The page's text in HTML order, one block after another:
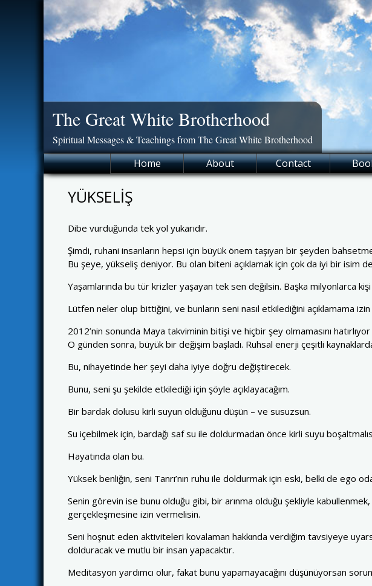
The Great White Brotherhood
Spiritual Messages & Teachings from The Great White Brotherhood
Home About Contact
YÜKSELİŞ
Dibe vurduğunda tek yol yukarıdır.
Şimdi, ruhani insanların hepsi için büyük önem taşıyan bir şeyden
Bu şeye, yükseliş deniyor. Bu olan biteni açıklamak için çok da iyi bir isim
Yaşamlarında bu tür krizler yaşayan tek sen değilsin. Başka milyonlarca
Lütfen neler olup bittiğini, ve bunların seni nasıl etkilediğini açıklamama
2012’nin sonunda Maya takviminin bitişi ve hiçbir şey olmamasını
O günden sonra, büyük bir değişim başladı. Ruhsal enerji çeşitli
Bu, nihayetinde her şeyi daha iyiye doğru değiştirecek.
Bunu, seni şu şekilde etkilediği için şöyle açıklayacağım.
Bir bardak dolusu kirli suyun olduğunu düşün – ve susuzsun.
Su içebilmek için, bardağı saf su ile doldurmadan önce kirli suyu
Hayatında olan bu.
Yüksek benliğin, seni Tanrı’nın ruhu ile doldurmak için eski, belki de ego
Senin görevin ise bunu olduğu gibi, bir arınma olduğu şekliyle kabullenmek,
gerçekleşmesine izin vermelisin.
Seni hoşnut eden aktiviteleri kovalaman hakkında verdiğim tavsiyeye
dolduracak ve mutlu bir insan yapacaktır.
Meditasyon yardımcı olur, fakat bunu yapamayacağını düşünüyorsan